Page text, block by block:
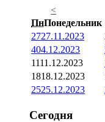
<
ПнПонедельник
2727.11.2023
404.12.2023
1111.12.2023
1818.12.2023
2525.12.2023
Сегодня